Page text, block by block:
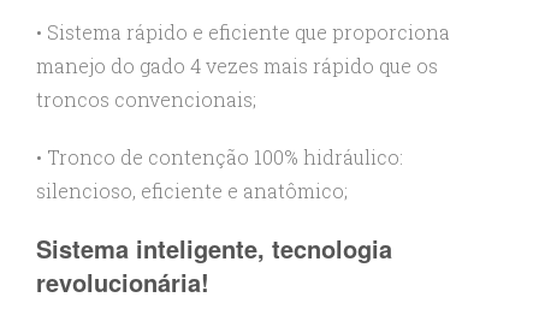
• Sistema rápido e eficiente que proporciona
manejo do gado 4 vezes mais rápido que os
troncos convencionais;
• Tronco de contenção 100% hidráulico:
silencioso, eficiente e anatômico;
Sistema inteligente, tecnologia
revolucionária!